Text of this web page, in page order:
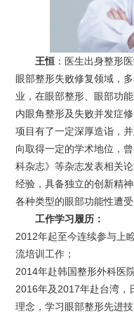
王恒 ：医生出身整形
眼部整形失败修复领域，
业，在眼部整形、眼部功
内眼角整形及失败并发症
项目有了一定深厚造诣，
向取得一定的学术地位，
科杂志》等杂志发表相关
经验，具备独立的创新精
各种类型的眼部功能性遭
工作学习履历：
2012年起至今连续参与上
流培训工作；
2014年赴韩国整形外科医
2016年及2017年赴台湾，
理念，学习眼部整形先进技